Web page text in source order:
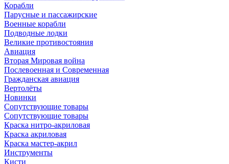
Корабли
Парусные и пассажирские
Военные корабли
Подводные лодки
Великие противостояния
Авиация
Вторая Мировая война
Послевоенная и Современная
Гражданская авиация
Вертолёты
Новинки
Сопутствующие товары
Сопутствующие товары
Краска нитро-акриловая
Краска акриловая
Краска мастер-акрил
Инструменты
Кисти